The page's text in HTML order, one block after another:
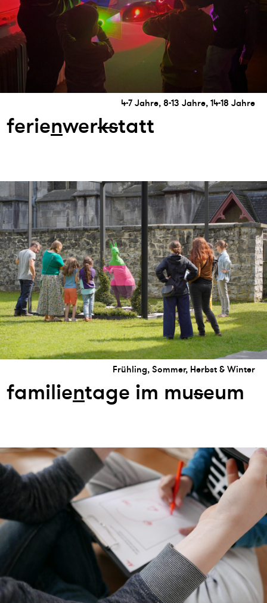
4-7 Jahre, 8-13 Jahre, 14-18 Jahre
ferienwerkstatt
Frühling, Sommer, Herbst & Winter
familientage im museum